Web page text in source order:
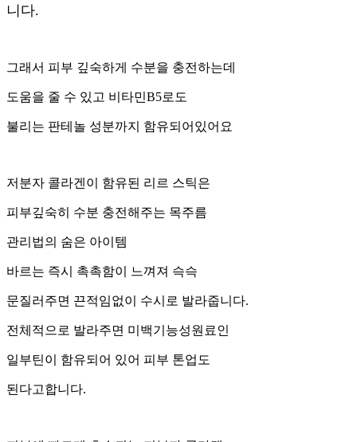
니다.
그래서 피부 깊숙하게 수분을 충전하는데
도움을 줄 수 있고 비타민B5로도
불리는 판테놀 성분까지 함유되어있어요
저분자 콜라겐이 함유된 리르 스틱은
피부깊숙히 수분 충전해주는 목주름
관리법의 숨은 아이템
바르는 즉시 촉촉함이 느껴져 슥슥
문질러주면 끈적임없이 수시로 발라줍니다.
전체적으로 발라주면 미백기능성원료인
일부틴이 함유되어 있어 피부 톤업도
된다고합니다.